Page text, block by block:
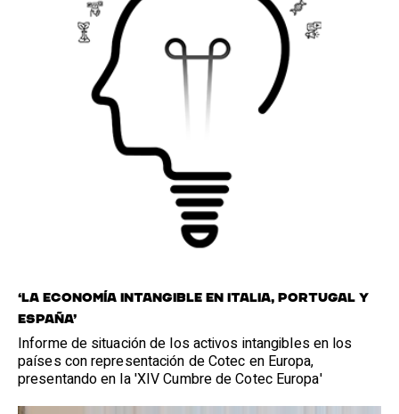
‘LA ECONOMÍA INTANGIBLE EN ITALIA, PORTUGAL Y
ESPAÑA’
Informe de situación de los activos intangibles en los
países con representación de Cotec en Europa,
presentando en la 'XIV Cumbre de Cotec Europa'